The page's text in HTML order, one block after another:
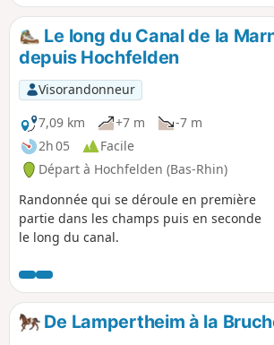
Le long du Canal de la
depuis Hochfelden
Visorandonneur
7,09 km
+7 m
-7 m
2h 05
Facile
Départ à Hochfelden (Bas-Rhin)
Randonnée qui se déroule en première
partie dans les champs puis en seconde
le long du canal.
De Lampertheim à la